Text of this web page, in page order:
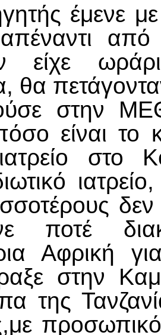
έμενε
θα
στην
είναι το
ιατρείο
ποτέ
Αφρική
στην
της